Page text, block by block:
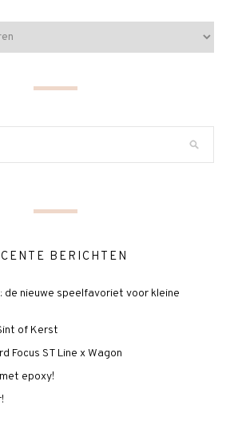
BERICHTEN
de nieuwe speelfavoriet voor kleine
of Kerst
Focus ST Line x Wagon
epoxy!